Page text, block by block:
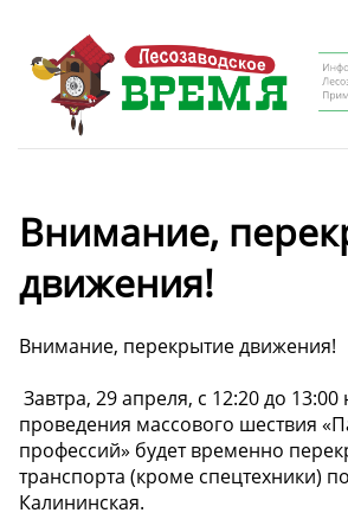
Внимание,
движения!
Внимание, перекрытие движения!
Завтра, 29 апреля, с 12:20 до
проведения массового шествия
профессий» будет временно
транспорта (кроме спецтехники)
Калининская.